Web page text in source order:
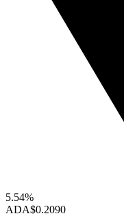
5.54%
ADA$0.2090